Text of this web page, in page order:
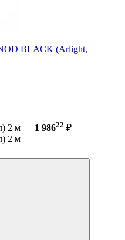
BLACK (Arlight,
2 м — 1 98622 ₽
2 м